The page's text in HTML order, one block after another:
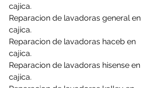
cajica.
Reparacion de lavadoras general en
cajica.
Reparacion de lavadoras haceb en
cajica.
Reparacion de lavadoras hisense en
cajica.